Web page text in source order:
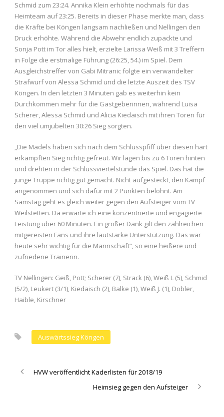
Schmid zum 23:24. Annika Klein erhöhte nochmals für das
Heimteam auf 23:25. Bereits in dieser Phase merkte man, dass
die Kräfte bei Köngen langsam nachließen und Nellingen den
Druck erhöhte. Während die Abwehr endlich zupackte und
Sonja Pott im Tor alles hielt, erzielte Larissa Weiß mit 3 Treffern
in Folge die erstmalige Führung (26:25, 54.) im Spiel. Dem
Ausgleichstreffer von Gabi Mitranic folgte ein verwandelter
Strafwurf von Alessa Schmid und die letzte Auszeit des TSV
Köngen. In den letzten 3 Minuten gab es weiterhin kein
Durchkommen mehr für die Gastgeberinnen, während Luisa
Scherer, Alessa Schmid und Alicia Kiedaisch mit ihren Toren für
den viel umjubelten 30:26 Sieg sorgten.
„Die Mädels haben sich nach dem Schlusspfiff über diesen hart
erkämpften Sieg richtig gefreut. Wir lagen bis zu 6 Toren hinten
und drehten in der Schlussviertelstunde das Spiel. Das hat die
junge Truppe richtig gut gemacht. Nicht aufgesteckt, den Kampf
angenommen und sich dafür mit 2 Punkten belohnt. Am
Samstag geht es gleich weiter gegen den Aufsteiger vom TV
Weilstetten. Da erwarte ich eine konzentrierte und engagierte
Leistung über 60 Minuten. Ein großer Dank gilt den zahlreichen
mitgereisten Fans und ihre lautstarke Unterstützung. Das war
heute sehr wichtig für die Mannschaft“, so eine heißere und
zufriedene Trainerin.
TV Nellingen: Geiß, Pott; Scherer (7), Strack (6), Weiß L (5), Schmid
(5/2), Leukert (3/1), Kiedaisch (2), Balke (1), Weiß J. (1), Dobler,
Haible, Kirschner
Auswärtssieg Köngen
HVW veröffentlicht Kaderlisten für 2018/19
Heimsieg gegen den Aufsteiger